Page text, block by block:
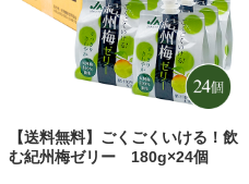
【送料無料】ごくごくいける！飲
む紀州梅ゼリー 180g×24個